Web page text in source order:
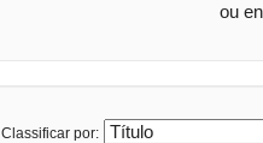
ou
Classificar por: